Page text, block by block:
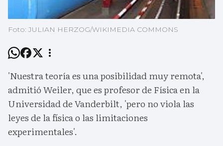
Foto: JULIAN HERZOG/WIKIMEDIA COMMONS
'Nuestra teoría es una posibilidad muy remota',
admitió Weiler, que es profesor de Física en la
Universidad de Vanderbilt, 'pero no viola las
leyes de la física o las limitaciones
experimentales'.